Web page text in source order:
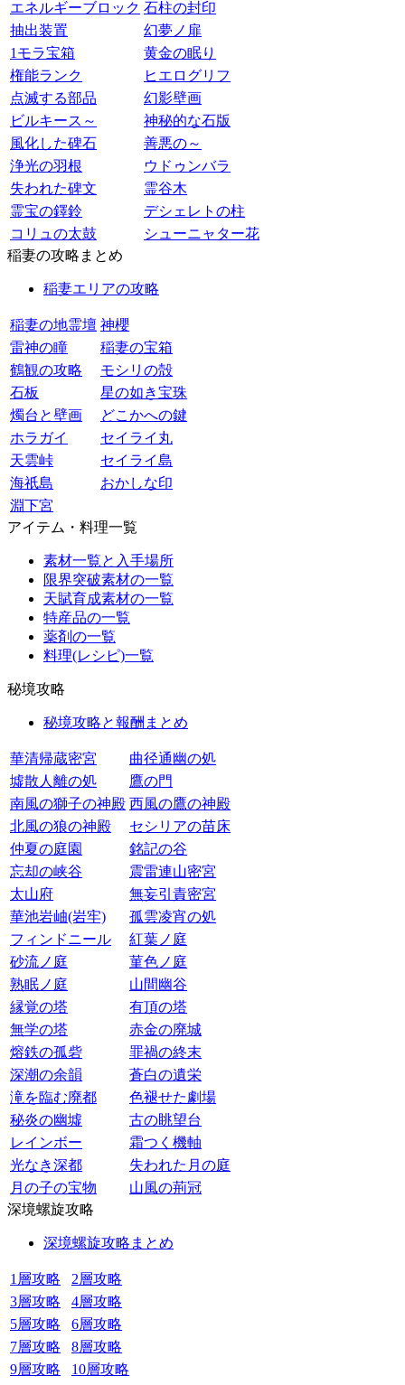
エネルギーブロック 石柱の封印
抽出装置
幻夢ノ扉
1モラ宝箱
黄金の眠り
権能ランク
ヒエログリフ
点滅する部品
幻影壁画
ビルキース～
神秘的な石版
風化した碑石
善悪の～
浄光の羽根
ウドゥンバラ
失われた碑文
霊谷木
霊宝の鐸鈴
デシェレトの柱
コリュの太鼓
シューニャター花
稲妻の攻略まとめ
稲妻エリアの攻略
稲妻の地霊壇 神櫻
雷神の瞳
稲妻の宝箱
鶴観の攻略
モシリの殻
石板
星の如き宝珠
燭台と壁画
どこかへの鍵
ホラガイ
セイライ丸
天雲峠
セイライ島
海祇島
おかしな印
淵下宮
アイテム・料理一覧
素材一覧と入手場所
限界突破素材の一覧
天賦育成素材の一覧
特産品の一覧
薬剤の一覧
料理(レシピ)一覧
秘境攻略
秘境攻略と報酬まとめ
華清帰蔵密宮
曲径通幽の処
墟散人離の処
鷹の門
南風の獅子の神殿 西風の鷹の神殿
北風の狼の神殿
セシリアの苗床
仲夏の庭園
銘記の谷
忘却の峡谷
震雷連山密宮
太山府
無妄引責密宮
華池岩岫(岩牢)
孤雲凌宵の処
フィンドニール
紅葉ノ庭
砂流ノ庭
菫色ノ庭
熟眠ノ庭
山間幽谷
縁覚の塔
有頂の塔
無学の塔
赤金の廃城
熔鉄の孤砦
罪禍の終末
深潮の余韻
蒼白の遺栄
滝を臨む廃都
色褪せた劇場
秘炎の幽墟
古の眺望台
レインボー
霜つく機軸
光なき深都
失われた月の庭
月の子の宝物
山風の荊冠
深境螺旋攻略
深境螺旋攻略まとめ
1層攻略
2層攻略
3層攻略
4層攻略
5層攻略
6層攻略
7層攻略
8層攻略
9層攻略
10層攻略